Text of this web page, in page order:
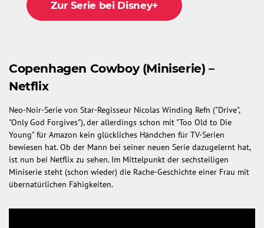
Zur Serie bei Disney+
Copenhagen Cowboy (Miniserie) –
Netflix
Neo-Noir-Serie von Star-Regisseur Nicolas Winding Refn ("Drive",
"Only God Forgives"), der allerdings schon mit "Too Old to Die
Young" für Amazon kein glückliches Händchen für TV-Serien
bewiesen hat. Ob der Mann bei seiner neuen Serie dazugelernt hat,
ist nun bei Netflix zu sehen. Im Mittelpunkt der sechsteiligen
Miniserie steht (schon wieder) die Rache-Geschichte einer Frau mit
übernatürlichen Fähigkeiten.